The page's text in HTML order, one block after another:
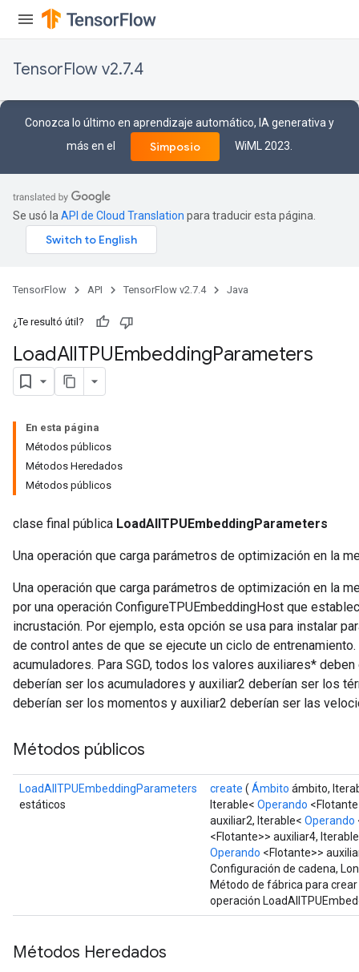
TensorFlow v2.7.4
Conozca lo último en aprendizaje automático, IA generativa y
más en el
Simposio WiML 2023.
Se usó la API de Cloud Translation para traducir esta página.
TensorFlow API TensorFlow v2.7.4 Java
¿Te resultó útil?
LoadAllTPUEmbeddingParameters
En esta página
Métodos públicos
Métodos Heredados
Métodos públicos
clase final pública LoadAllTPUEmbeddingParameters
Una operación que carga parámetros de optimización en la
Una operación que carga parámetros de optimización en la
por una operación ConfigureTPUEmbeddingHost que
incrustación. Por ejemplo, esta opción se usa para instalar
de control antes de que se ejecute un ciclo de
acumuladores. Para SGD, todos los valores auxiliares*
deberían ser los acumuladores y auxiliar2 deberían ser los
deberían ser los momentos y auxiliar2 deberían ser las
Métodos públicos
LoadAllTPUEmbeddingParameters
estáticos
create ( Ámbito ámbito,
Iterable< Operando
auxiliar2, Iterable< Operando
<Flotante>> auxiliar4,
Operando <Flotante>>
Configuración de cadena,
Método de fábrica para
operación
Métodos Heredados